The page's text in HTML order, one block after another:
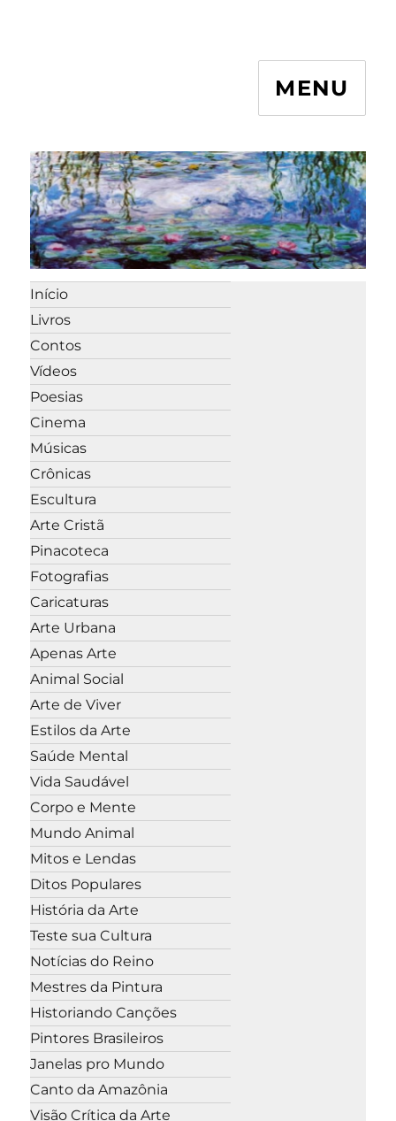
MENU
Início
Livros
Contos
Vídeos
Poesias
Cinema
Músicas
Crônicas
Escultura
Arte Cristã
Pinacoteca
Fotografias
Caricaturas
Arte Urbana
Apenas Arte
Animal Social
Arte de Viver
Estilos da Arte
Saúde Mental
Vida Saudável
Corpo e Mente
Mundo Animal
Mitos e Lendas
Ditos Populares
História da Arte
Teste sua Cultura
Notícias do Reino
Mestres da Pintura
Historiando Canções
Pintores Brasileiros
Janelas pro Mundo
Canto da Amazônia
Visão Crítica da Arte